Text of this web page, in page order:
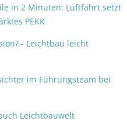
in 2 Minuten: Luftfahrt setzt
PEKK
- Leichtbau leicht
im Führungsteam bei
Leichtbauwelt